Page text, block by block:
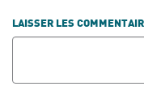
LAISSER LES